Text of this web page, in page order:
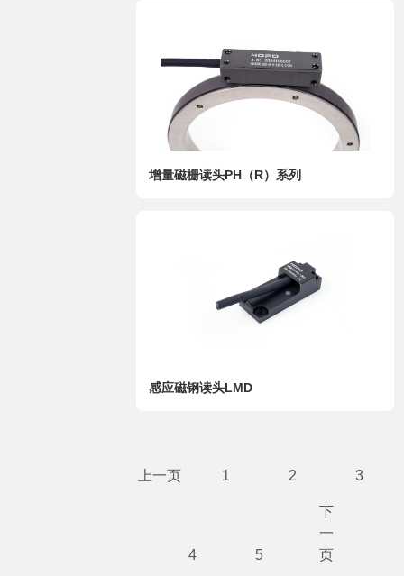
增量磁栅读头PH（R）系列
感应磁钢读头LMD
上一页 1 2 3
4 5
下
一
页